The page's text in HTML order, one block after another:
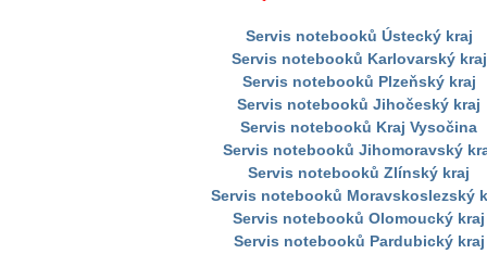
Servis notebooků Ústecký kraj
Servis notebooků Karlovarský kraj
Servis notebooků Plzeňský kraj
Servis notebooků Jihočeský kraj
Servis notebooků Kraj Vysočina
Servis notebooků Jihomoravský
Servis notebooků Zlínský kraj
Servis notebooků Moravskoslezský
Servis notebooků Olomoucký kraj
Servis notebooků Pardubický kraj